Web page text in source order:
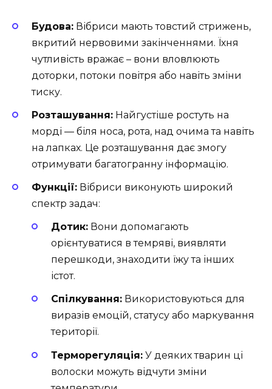
Будова: Вібриси мають товстий стрижень,
вкритий нервовими закінченнями. Їхня
чутливість вражає – вони вловлюють
доторки, потоки повітря або навіть зміни
тиску.
Розташування: Найгустіше ростуть на
морді — біля носа, рота, над очима та навіть
на лапках. Це розташування дає змогу
отримувати багатогранну інформацію.
Функції: Вібриси виконують широкий
спектр задач:
Дотик: Вони допомагають
орієнтуватися в темряві, виявляти
перешкоди, знаходити їжу та інших
істот.
Спілкування: Використовуються для
виразів емоцій, статусу або маркування
території.
Терморегуляція: У деяких тварин ці
волоски можуть відчути зміни